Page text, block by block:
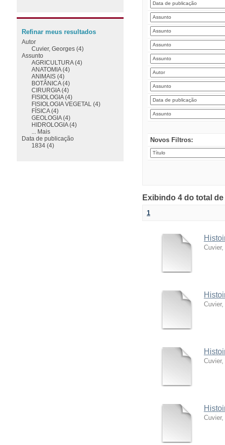
Novos Filtros:
Exibindo 4 do total
1
Refinar meus resultados
Autor
Cuvier, Georges (4)
Assunto
AGRICULTURA (4)
ANATOMIA (4)
ANIMAIS (4)
BOTÂNICA (4)
CIRURGIA (4)
FISIOLOGIA (4)
FISIOLOGIA VEGETAL (4)
FÍSICA (4)
GEOLOGIA (4)
HIDROLOGIA (4)
... Mais
Data de publicação
1834 (4)